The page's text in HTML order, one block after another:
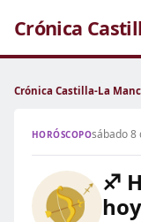
Crónica
Crónica Castilla-La
HORÓSCOPOsábado 8
♐
hoy